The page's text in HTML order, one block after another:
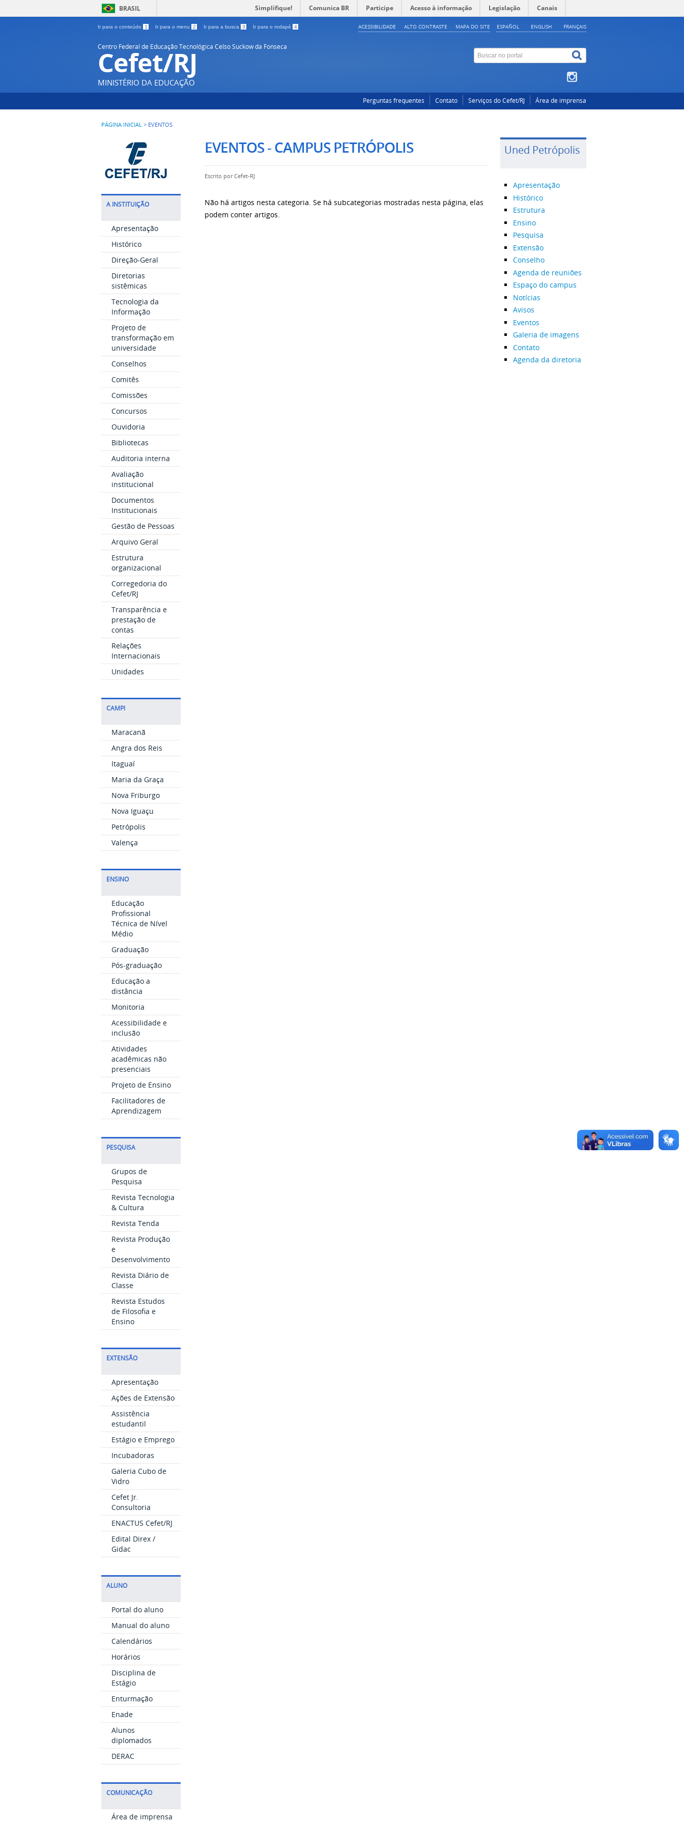
BRASIL Simplifique! Comunica BR Participe Acesso à informação Legislação Canais
Ir para o conteúdo 1 Ir para o menu 2 Ir para a busca 3 Ir para o rodapé 4 ESPAÑOL ENGLISH FRANÇAIS
ACESSIBILIDADE ALTO CONTRASTE MAPA DO SITE
Centro Federal de Educação Tecnológica Celso Suckow da Fonseca
Cefet/RJ
MINISTÉRIO DA EDUCAÇÃO
Perguntas frequentes Contato Serviços do Cefet/RJ Área de imprensa
PÁGINA INICIAL > EVENTOS
A INSTITUIÇÃO
Apresentação
Histórico
Direção-Geral
Diretorias
sistêmicas
Tecnologia da
Informação
Projeto de
transformação em
universidade
Conselhos
Comitês
Comissões
Concursos
Ouvidoria
Bibliotecas
Auditoria interna
Avaliação
institucional
Documentos
Institucionais
Gestão de Pessoas
Arquivo Geral
Estrutura
organizacional
Corregedoria do
Cefet/RJ
Transparência e
prestação de
contas
Relações
Internacionais
Unidades
CAMPI
Maracanã
Angra dos Reis
Itaguaí
Maria da Graça
Nova Friburgo
Nova Iguaçu
Petrópolis
Valença
ENSINO
Educação
Profissional
Técnica de Nível
Médio
Graduação
Pós-graduação
Educação a
distância
Monitoria
Acessibilidade e
inclusão
Atividades
acadêmicas não
presenciais
Projeto de Ensino
Facilitadores de
Aprendizagem
PESQUISA
Grupos de
Pesquisa
Revista Tecnologia
& Cultura
Revista Tenda
Revista Produção
e
Desenvolvimento
Revista Diário de
Classe
Revista Estudos
de Filosofia e
Ensino
EXTENSÃO
Apresentação
Ações de Extensão
Assistência
estudantil
Estágio e Emprego
Incubadoras
Galeria Cubo de
Vidro
Cefet Jr.
Consultoria
ENACTUS Cefet/RJ
Edital Direx /
Gidac
ALUNO
Portal do aluno
Manual do aluno
Calendários
Horários
Disciplina de
Estágio
Enturmação
Enade
Alunos
diplomados
DERAC
COMUNICAÇÃO
Área de imprensa
EVENTOS - CAMPUS PETRÓPOLIS
Escrito porCefet-RJ
Não há artigos nesta categoria. Se há subcategorias mostradas nesta página, elas
podem conter artigos.
Uned Petrópolis
Apresentação
Histórico
Estrutura
Ensino
Pesquisa
Extensão
Conselho
Agenda de reuniões
Espaço do campus
Notícias
Avisos
Eventos
Galeria de imagens
Contato
Agenda da diretoria